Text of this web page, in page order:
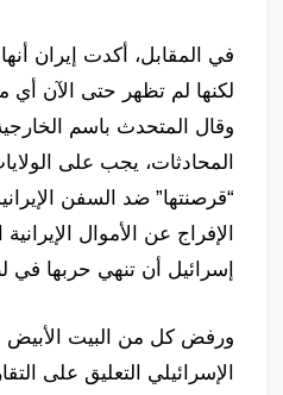
في المقابل، أكدت إيران
لكنها لم تظهر حتى الآن
وقال المتحدث باسم
المحادثات، يجب على
“قرصنتها” ضد السفن
الإفراج عن الأموال
إسرائيل أن تنهي حربها في
ورفض كل من البيت الأبيض
الإسرائيلي التعليق على